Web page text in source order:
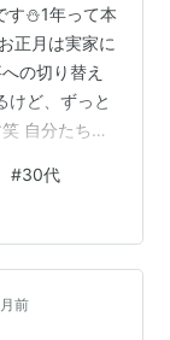
す⛄️1年って本
正月は実家に
の切り替え
けど、ずっと
自分たちは
れない日ば
すが2回目く
る👈👈 悪天候
えます🚗🚗
くなりまし
#30代
前